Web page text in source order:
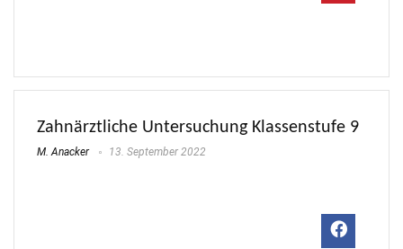
Zahnärztliche Untersuchung Klassenstufe 9
M. Anacker 13. September 2022